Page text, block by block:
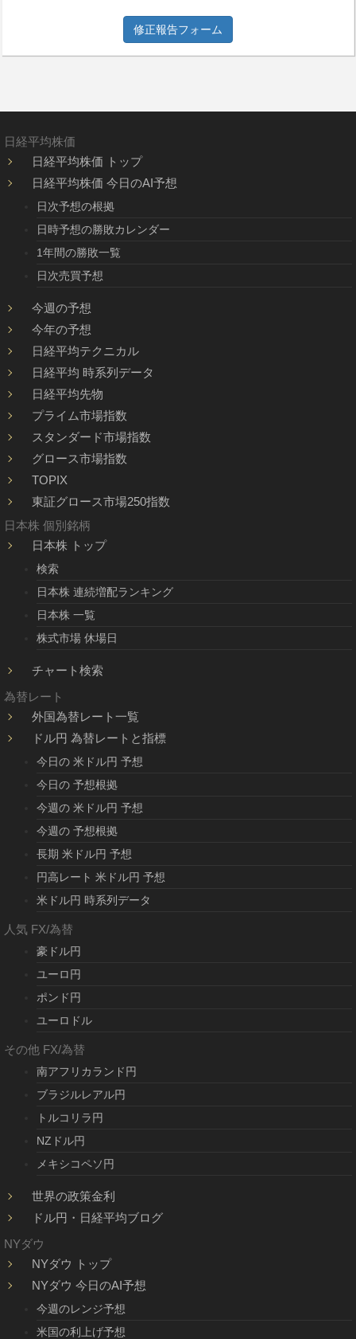
修正報告フォーム
日経平均株価
日経平均株価 トップ
日経平均株価 今日のAI予想
日次予想の根拠
日時予想の勝敗カレンダー
1年間の勝敗一覧
日次売買予想
今週の予想
今年の予想
日経平均テクニカル
日経平均 時系列データ
日経平均先物
プライム市場指数
スタンダード市場指数
グロース市場指数
TOPIX
東証グロース市場250指数
日本株 個別銘柄
日本株 トップ
検索
日本株 連続増配ランキング
日本株 一覧
株式市場 休場日
チャート検索
為替レート
外国為替レート一覧
ドル円 為替レートと指標
今日の 米ドル円 予想
今日の 予想根拠
今週の 米ドル円 予想
今週の 予想根拠
長期 米ドル円 予想
円高レート 米ドル円 予想
米ドル円 時系列データ
人気 FX/為替
豪ドル円
ユーロ円
ポンド円
ユーロドル
その他 FX/為替
南アフリカランド円
ブラジルレアル円
トルコリラ円
NZドル円
メキシコペソ円
世界の政策金利
ドル円・日経平均ブログ
NYダウ
NYダウ トップ
NYダウ 今日のAI予想
今週のレンジ予想
米国の利上げ予想